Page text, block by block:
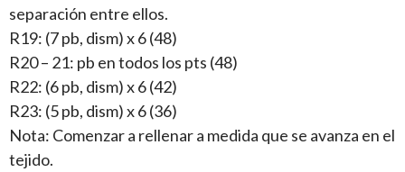
separación entre ellos.
R19: (7 pb, dism) x 6 (48)
R20 – 21: pb en todos los pts (48)
R22: (6 pb, dism) x 6 (42)
R23: (5 pb, dism) x 6 (36)
Nota: Comenzar a rellenar a medida que se avanza en el
tejido.